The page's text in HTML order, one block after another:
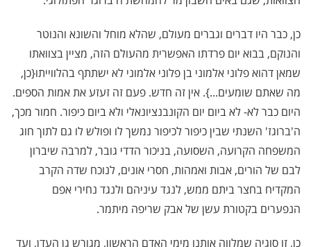
כן, כבר היו דברים וגברים מעולם, שהלא מוחל והשונא והנוטר
והנוקם, בבוא יום פרדתו האפשרית מהעולם הזה, מציין בצוואתו
שמאן דהוא פלוני אלמוני בן פלוני אלמוני לא ישתתף בהלווייתו{כן,
מה שאתם שומעים...}. אין זה חדש. פעם זה זעזע את אמות הספים.
היום כבר לא- לא ביום יום הקונבנציונאלי ולא ביום כיפור. חמור מכך,
ה'ברוגז' השנתי שבין כיפור לכיפור נמשך לו ופולש לו גם לתוך חוג
המשפחה הקרועה, השסועה, בניכור הדדי גובר, למרבה שיברון
לבם של הורים, אבות ואמהות, חסרי אונים, לנוכח שדה הקרב
המקדיח בחצר ביתם ממש, לנגד עיניהם ולנגד נחירי אפם
הנפערים בקטורת עשן של אבק שריפה מיתמר.
כן, זו סוגיה שמלווה אותנו מימי האדם הראשון, מגורש גן העדן, ועד